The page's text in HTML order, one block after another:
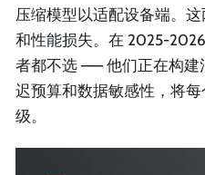
压缩模型以适配设备端。
和性能损失。在 2025-
者都不选 —— 他们正在构建
迟预算和数据敏感性，将
级。